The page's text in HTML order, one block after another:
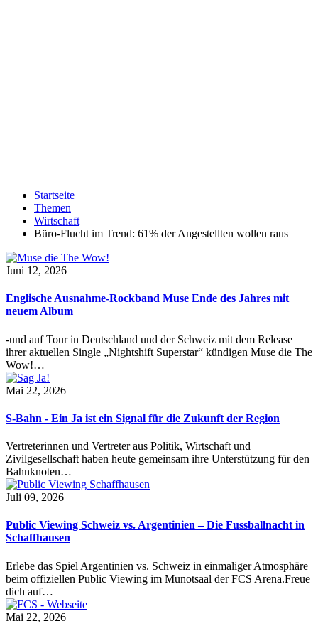
Startseite
Themen
Wirtschaft
Büro-Flucht im Trend: 61% der Angestellten wollen raus
Juni 12, 2026
Englische Ausnahme-Rockband Muse Ende des Jahres mit
neuem Album
-und auf Tour in Deutschland und der Schweiz mit dem Release
ihrer aktuellen Single „Nightshift Superstar“ kündigen Muse die The
Wow!…
Mai 22, 2026
S-Bahn - Ein Ja ist ein Signal für die Zukunft der Region
Vertreterinnen und Vertreter aus Politik, Wirtschaft und
Zivilgesellschaft haben heute gemeinsam ihre Unterstützung für den
Bahnknoten…
Juli 09, 2026
Public Viewing Schweiz vs. Argentinien – Die Fussballnacht in
Schaffhausen
Erlebe das Spiel Argentinien vs. Schweiz in einmaliger Atmosphäre
beim offiziellen Public Viewing im Munotsaal der FCS Arena.Freue
dich auf…
Mai 22, 2026